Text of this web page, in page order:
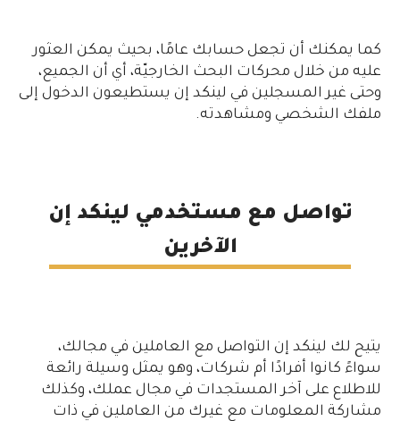
كما يمكنك أن تجعل حسابك عامًا، بحيث يمكن العثور
عليه من خلال محركات البحث الخارجيّة، أي أن الجميع،
وحتى غير المسجلين في لينكد إن يستطيعون الدخول إلى
ملفك الشخصي ومشاهدته.
تواصل مع مستخدمي لينكد إن
الآخرين
يتيح لك لينكد إن التواصل مع العاملين في مجالك،
سواءً كانوا أفرادًا أم شركات، وهو يمثل وسيلة رائعة
للاطلاع على آخر المستجدات في مجال عملك، وكذلك
مشاركة المعلومات مع غيرك من العاملين في ذات